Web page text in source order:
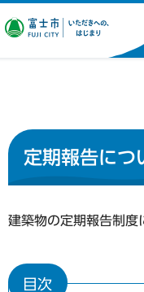
富士市 いただ
定期報告につ
建築物の定期報告制度
目次